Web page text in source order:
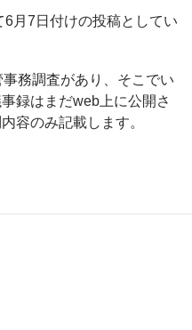
6月7日付けの投稿としてい
務調査があり、そこでい
録はまだweb上に公開さ
容のみ記載します。